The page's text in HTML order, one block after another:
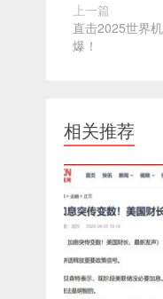
上一篇
直击2025世界
爆！
相关推荐